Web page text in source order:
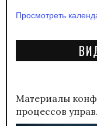
Просмотреть
Материалы
процессов